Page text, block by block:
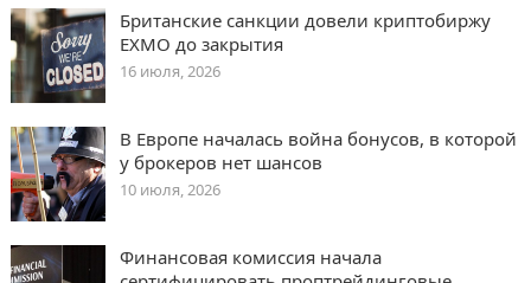
Британские санкции довели криптобиржу
EXMO до закрытия
16 июля, 2026
В Европе началась война бонусов, в которой
у брокеров нет шансов
10 июля, 2026
Финансовая комиссия начала